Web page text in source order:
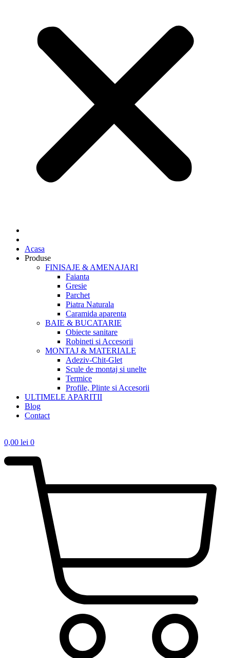
Acasa
Produse
FINISAJE & AMENAJARI
Faianta
Gresie
Parchet
Piatra Naturala
Caramida aparenta
BAIE & BUCATARIE
Obiecte sanitare
Robineti si Accesorii
MONTAJ & MATERIALE
Adeziv-Chit-Glet
Scule de montaj si unelte
Termice
Profile, Plinte si Accesorii
ULTIMELE APARITII
Blog
Contact
0,00 lei 0